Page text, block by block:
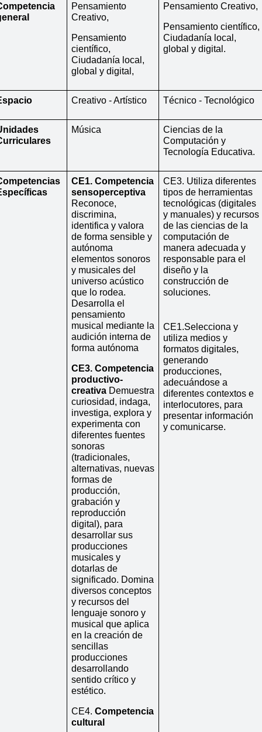
Pensamiento
Creativo,
Pensamiento
científico,
Ciudadanía local,
global y digital,
Pensamiento Creativo,
Pensamiento científico,
Ciudadanía local,
global y digital.
Creativo - Artístico Técnico - Tecnológico
Música
Ciencias de la
Computación y
Tecnología Educativa.
CE1. Competencia
Reconoce,
discrimina,
identifica y valora
de forma sensible y
autónoma
elementos sonoros
y musicales del
universo acústico
que lo rodea.
Desarrolla el
pensamiento
musical mediante la
audición interna de
forma autónoma
CE3. Competencia
productivo-
creativa Demuestra
curiosidad, indaga,
investiga, explora y
experimenta con
diferentes fuentes
sonoras
(tradicionales,
alternativas, nuevas
formas de
producción,
grabación y
reproducción
digital), para
desarrollar sus
producciones
musicales y
dotarlas de
significado. Domina
diversos conceptos
y recursos del
lenguaje sonoro y
musical que aplica
en la creación de
sencillas
producciones
desarrollando
sentido crítico y
estético.
CE4. Competencia
cultural
CE3. Utiliza diferentes
tipos de herramientas
tecnológicas (digitales
y manuales) y recursos
de las ciencias de la
computación de
manera adecuada y
responsable para el
diseño y la
construcción de
soluciones.
CE1.Selecciona y
utiliza medios y
formatos digitales,
generando
producciones,
adecuándose a
diferentes contextos e
interlocutores, para
presentar información
y comunicarse.